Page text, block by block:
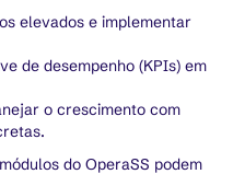
elevados e implementar
de desempenho (KPIs) em
o crescimento com
do OperaSS podem